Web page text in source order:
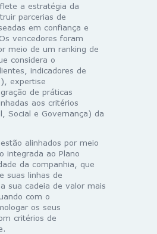
a estratégia da
parcerias de
em confiança e
vencedores foram
meio de um ranking de
considera o
indicadores de
expertise
de práticas
aos critérios
Social e Governança) da
alinhados por meio
integrada ao Plano
da companhia, que
suas linhas de
sua cadeia de valor mais
com o
os seus
critérios de